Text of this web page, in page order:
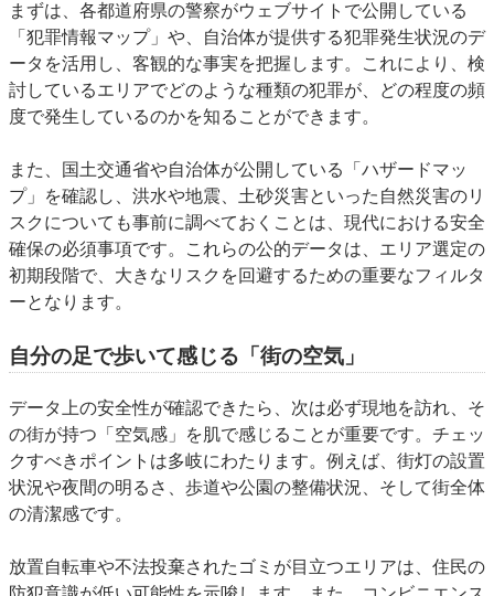
まずは、各都道府県の警察がウェブサイトで公開している
「犯罪情報マップ」や、自治体が提供する犯罪発生状況のデ
ータを活用し、客観的な事実を把握します。これにより、検
討しているエリアでどのような種類の犯罪が、どの程度の頻
度で発生しているのかを知ることができます。
また、国土交通省や自治体が公開している「ハザードマッ
プ」を確認し、洪水や地震、土砂災害といった自然災害のリ
スクについても事前に調べておくことは、現代における安全
確保の必須事項です。これらの公的データは、エリア選定の
初期段階で、大きなリスクを回避するための重要なフィルタ
ーとなります。
自分の足で歩いて感じる「街の空気」
データ上の安全性が確認できたら、次は必ず現地を訪れ、そ
の街が持つ「空気感」を肌で感じることが重要です。チェッ
クすべきポイントは多岐にわたります。例えば、街灯の設置
状況や夜間の明るさ、歩道や公園の整備状況、そして街全体
の清潔感です。
放置自転車や不法投棄されたゴミが目立つエリアは、住民の